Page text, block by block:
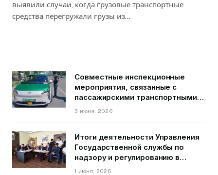
выявили случаи, когда грузовые транспортные
средства перегружали грузы из…
Совместные инспекционные
мероприятия, связанные с
пассажирскими транспортными
средствами на территории
3 июня, 2026
Итоги деятельности Управления
Государственной службы по
надзору и регулированию в
области транспорта ГБАО в
1 июня, 2026